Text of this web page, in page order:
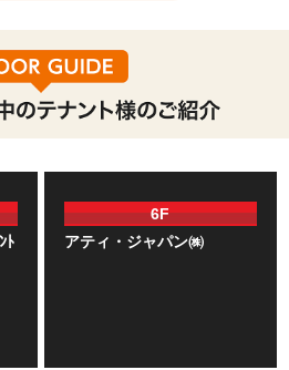
ﾄ
6F
アティ・ジャパン㈱